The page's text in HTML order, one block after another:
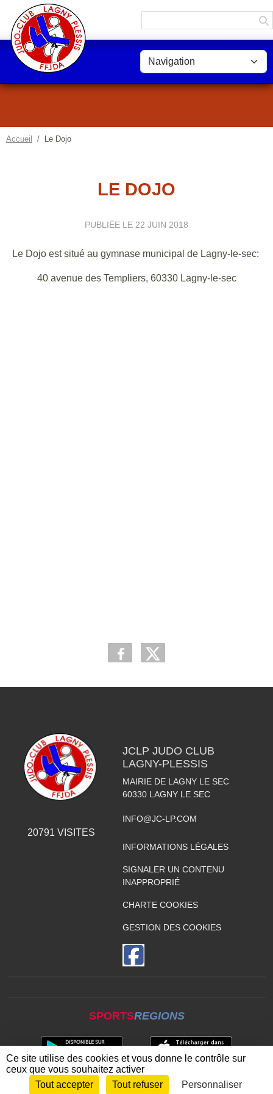
Accueil Le Dojo
LE DOJO
PUBLIÉE LE 22 JUIN 2018
Le Dojo est situé au gymnase municipal de Lagny-le-sec:
40 avenue des Templiers, 60330 Lagny-le-sec
20791 VISITES
JCLP JUDO CLUB
LAGNY-PLESSIS
MAIRIE DE LAGNY LE SEC
60330 LAGNY LE SEC
INFO@JC-LP.COM
INFORMATIONS LÉGALES
SIGNALER UN CONTENU
INAPPROPRIÉ
CHARTE COOKIES
GESTION DES COOKIES
SPORTSREGIONS
Envie de participer ? CONNEXION
Panneau de gestion des cookies
Ce site utilise des cookies et vous donne le contrôle sur
ceux que vous souhaitez activer
Tout accepter
Tout refuser Personnaliser